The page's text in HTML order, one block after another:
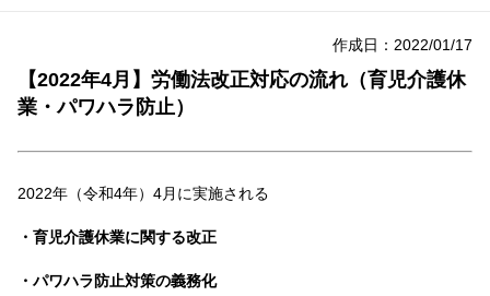
作成日：2022/01/17
【2022年4月】労働法改正対応の流れ（育児介護休
業・パワハラ防止）
2022年（令和4年）4月に実施される
・育児介護休業に関する改正
・パワハラ防止対策の義務化